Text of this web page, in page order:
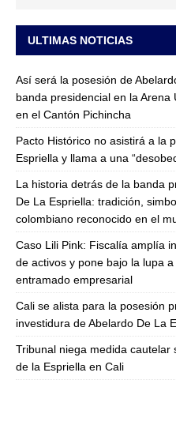
ULTIMAS NOTICIAS
Así será la posesión de
banda presidencial en la
en el Cantón Pichincha
Pacto Histórico no asistirá a la
Espriella y llama a una
La historia detrás de la banda
De La Espriella: tradición,
colombiano reconocido en el
Caso Lili Pink: Fiscalía amplía
de activos y pone bajo la lupa
entramado empresarial
Cali se alista para la posesión
investidura de Abelardo De La
Tribunal niega medida cautelar
de la Espriella en Cali